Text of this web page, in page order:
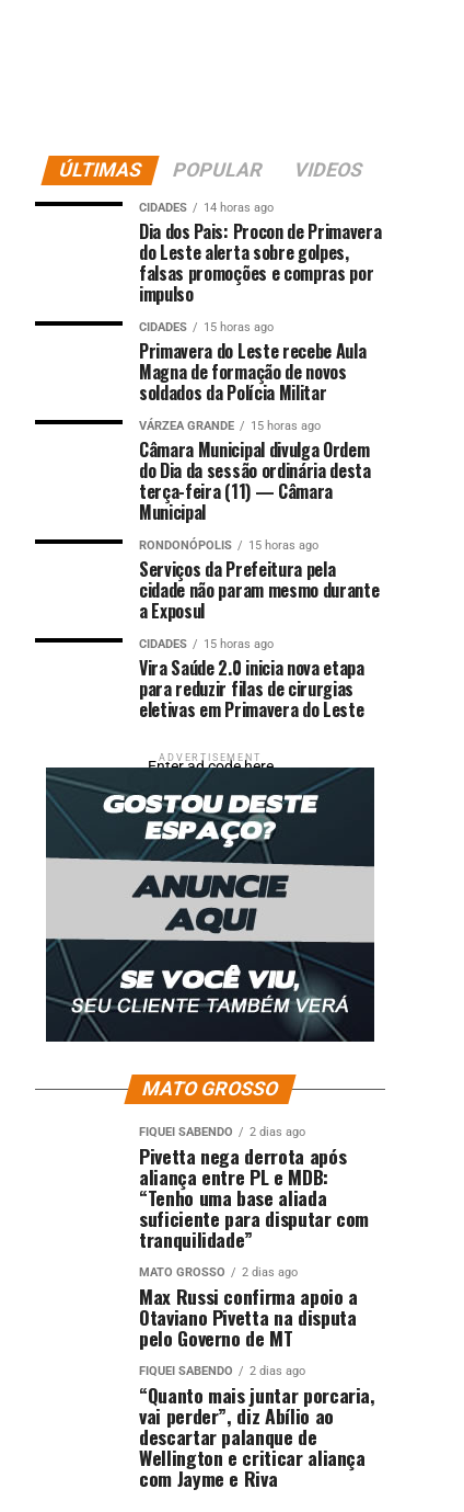
ÚLTIMAS POPULAR VIDEOS
CIDADES 14 horas ago
Dia dos Pais: Procon de Primavera
do Leste alerta sobre golpes,
falsas promoções e compras por
impulso
CIDADES 15 horas ago
Primavera do Leste recebe Aula
Magna de formação de novos
soldados da Polícia Militar
VÁRZEA GRANDE 15 horas ago
Câmara Municipal divulga Ordem
do Dia da sessão ordinária desta
terça-feira (11) — Câmara
Municipal
RONDONÓPOLIS 15 horas ago
Serviços da Prefeitura pela
cidade não param mesmo durante
a Exposul
CIDADES 15 horas ago
Vira Saúde 2.0 inicia nova etapa
para reduzir filas de cirurgias
eletivas em Primavera do Leste
ADVERTISEMENT
Enter ad code here
MATO GROSSO
FIQUEI SABENDO 2 dias ago
Pivetta nega derrota após
aliança entre PL e MDB:
“Tenho uma base aliada
suficiente para disputar com
tranquilidade”
MATO GROSSO 2 dias ago
Max Russi confirma apoio a
Otaviano Pivetta na disputa
pelo Governo de MT
FIQUEI SABENDO 2 dias ago
“Quanto mais juntar porcaria,
vai perder”, diz Abílio ao
descartar palanque de
Wellington e criticar aliança
com Jayme e Riva